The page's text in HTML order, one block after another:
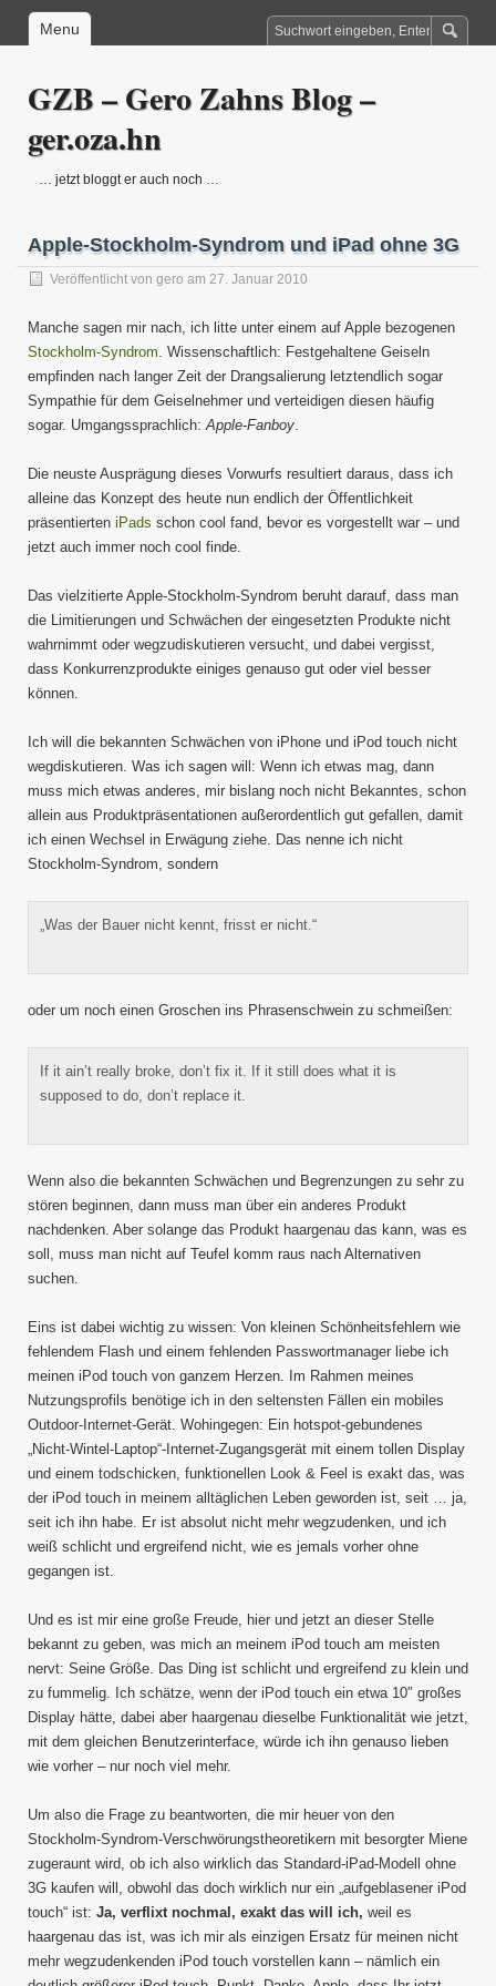
Menu
GZB – Gero Zahns Blog –
ger.oza.hn
… jetzt bloggt er auch noch …
Apple-Stockholm-Syndrom und iPad ohne 3G
Veröffentlicht von gero am 27. Januar 2010
Manche sagen mir nach, ich litte unter einem auf Apple bezogenen
Stockholm-Syndrom. Wissenschaftlich: Festgehaltene Geiseln
empfinden nach langer Zeit der Drangsalierung letztendlich sogar
Sympathie für dem Geiselnehmer und verteidigen diesen häufig
sogar. Umgangssprachlich:Apple-Fanboy.
Die neuste Ausprägung dieses Vorwurfs resultiert daraus, dass ich
alleine das Konzept des heute nun endlich der Öffentlichkeit
präsentierten iPads schon cool fand, bevor es vorgestellt war – und
jetzt auch immer noch cool finde.
Das vielzitierte Apple-Stockholm-Syndrom beruht darauf, dass man
die Limitierungen und Schwächen der eingesetzten Produkte nicht
wahrnimmt oder wegzudiskutieren versucht, und dabei vergisst,
dass Konkurrenzprodukte einiges genauso gut oder viel besser
können.
Ich will die bekannten Schwächen von iPhone und iPod touch nicht
wegdiskutieren. Was ich sagen will: Wenn ich etwas mag, dann
muss mich etwas anderes, mir bislang noch nicht Bekanntes, schon
allein aus Produktpräsentationen außerordentlich gut gefallen, damit
ich einen Wechsel in Erwägung ziehe. Das nenne ich nicht
Stockholm-Syndrom, sondern
„Was der Bauer nicht kennt, frisst er nicht.“
oder um noch einen Groschen ins Phrasenschwein zu schmeißen:
If it ain’t really broke, don’t fix it. If it still does what it is
supposed to do, don’t replace it.
Wenn also die bekannten Schwächen und Begrenzungen zu sehr zu
stören beginnen, dann muss man über ein anderes Produkt
nachdenken. Aber solange das Produkt haargenau das kann, was es
soll, muss man nicht auf Teufel komm raus nach Alternativen
suchen.
Eins ist dabei wichtig zu wissen: Von kleinen Schönheitsfehlern wie
fehlendem Flash und einem fehlenden Passwortmanager liebe ich
meinen iPod touch von ganzem Herzen. Im Rahmen meines
Nutzungsprofils benötige ich in den seltensten Fällen ein mobiles
Outdoor-Internet-Gerät. Wohingegen: Ein hotspot-gebundenes
„Nicht-Wintel-Laptop“-Internet-Zugangsgerät mit einem tollen Display
und einem todschicken, funktionellen Look & Feel is exakt das, was
der iPod touch in meinem alltäglichen Leben geworden ist, seit … ja,
seit ich ihn habe. Er ist absolut nicht mehr wegzudenken, und ich
weiß schlicht und ergreifend nicht, wie es jemals vorher ohne
gegangen ist.
Und es ist mir eine große Freude, hier und jetzt an dieser Stelle
bekannt zu geben, was mich an meinem iPod touch am meisten
nervt: Seine Größe. Das Ding ist schlicht und ergreifend zu klein und
zu fummelig. Ich schätze, wenn der iPod touch ein etwa 10″ großes
Display hätte, dabei aber haargenau dieselbe Funktionalität wie jetzt,
mit dem gleichen Benutzerinterface, würde ich ihn genauso lieben
wie vorher – nur noch viel mehr.
Um also die Frage zu beantworten, die mir heuer von den
Stockholm-Syndrom-Verschwörungstheoretikern mit besorgter Miene
zugeraunt wird, ob ich also wirklich das Standard-iPad-Modell ohne
3G kaufen will, obwohl das doch wirklich nur ein „aufgeblasener iPod
touch“ ist: Ja, verflixt nochmal, exakt das will ich, weil es
haargenau das ist, was ich mir als einzigen Ersatz für meinen nicht
mehr wegzudenkenden iPod touch vorstellen kann – nämlich ein